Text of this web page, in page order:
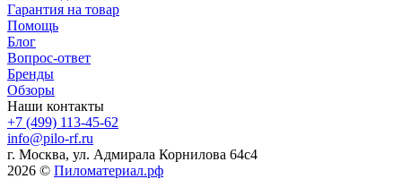
Гарантия на товар
Помощь
Блог
Вопрос-ответ
Бренды
Обзоры
Наши контакты
+7 (499) 113-45-62
info@pilo-rf.ru
г. Москва, ул. Адмирала Корнилова 64с4
2026 © Пиломатериал.рф